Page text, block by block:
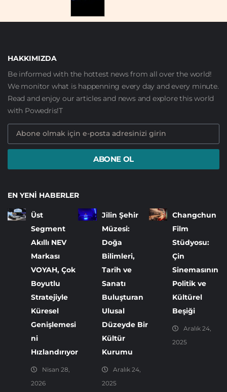
HAKKIMIZDA
Be informed with the hottest news from all over the world!
We monitor what is happenning every day and every minute.
Read and enjoy our articles and news and explore this world
with Powedris!T
ABONE OL
EN YENI HABERLER
Üst
Segment
Akıllı NEV
Markası
VOYAH, Çok
Boyutlu
Stratejiyle
Küresel
Genişlemesi
ni
Hızlandırıyor
Nisan 28,
2026
Jilin Şehir
Müzesi:
Doğa
Bilimleri,
Tarih ve
Sanatı
Buluşturan
Ulusal
Düzeyde Bir
Kültür
Kurumu
Aralık 24,
2025
Changchun
Film
Stüdyosu:
Çin
Sinemasının
Politik ve
Kültürel
Beşiği
Aralık 24,
2025